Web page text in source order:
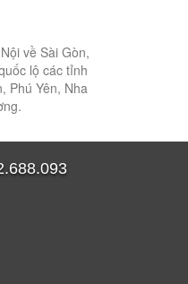
về Sài Gòn,
lộ các tỉnh
Phú Yên, Nha